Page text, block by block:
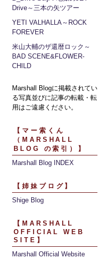
Drive～三本の矢ツアー
YETI VALHALLA～ROCK
FOREVER
米山大輔のザ還暦ロック～
BAD SCENE&FLOWER-
CHILD
Marshall Blogに掲載されてい
る写真並びに記事の転載・転
用はご遠慮ください。
【マー索くん
（MARSHALL
BLOG の索引）】
Marshall Blog INDEX
【姉妹ブログ】
Shige Blog
【MARSHALL
OFFICIAL WEB
SITE】
Marshall Official Website